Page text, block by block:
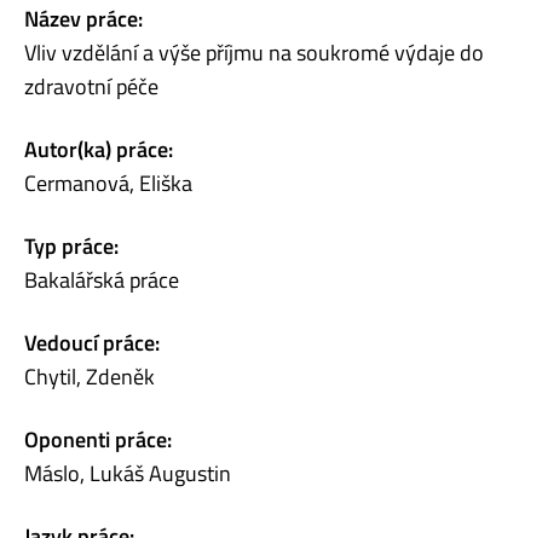
Název práce:
Vliv vzdělání a výše příjmu na soukromé výdaje do
zdravotní péče
Autor(ka) práce:
Cermanová, Eliška
Typ práce:
Bakalářská práce
Vedoucí práce:
Chytil, Zdeněk
Oponenti práce:
Máslo, Lukáš Augustin